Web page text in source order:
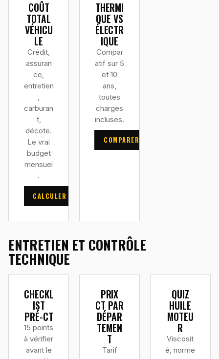
COÛT
TOTAL
VÉHICU
LE
Crédit,
assuran
ce,
entretien
,
carburan
t,
décote.
Le vrai
budget
mensuel
.
CALCULER
THERMI
QUE VS
ÉLECTR
IQUE
Compar
atif sur 5
et 10
ans,
toutes
charges
incluses.
COMPARER
ENTRETIEN ET CONTRÔLE
TECHNIQUE
CHECKL
IST
PRÉ-CT
15 points
à vérifier
avant le
PRIX
CT PAR
DÉPAR
TEMEN
T
Tarif
QUIZ
HUILE
MOTEU
R
Viscosit
é, norme